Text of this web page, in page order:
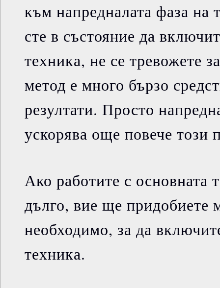
към напредналата фаза на
сте в състояние да
техника, не се тревожете
метод е много бързо
резултати. Просто
ускорява още повече този
Ако работите с основната
дълго, вие ще придобиете
необходимо, за да
техника.